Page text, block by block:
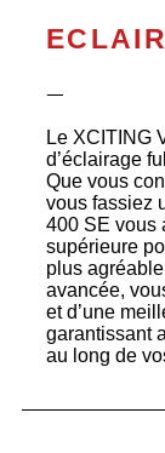
ᅳ
Le XCITING
d’éclairage
Que vous
vous fassiez
400 SE vous
supérieure
plus
avancée,
et d’une
garantissant
au long de